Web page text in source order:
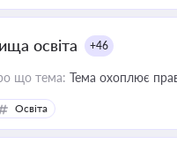
освіта +46
що тема: Тема охоплює
Освіта